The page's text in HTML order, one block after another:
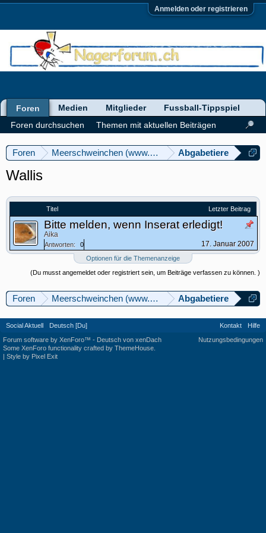
Anmelden oder registrieren
Foren Meerschweinchen (www.meerschweinforum.ch)
Abgabetiere
Wallis
Titel Letzter Beitrag
Bitte melden, wenn Inserat erledigt!
Aika
Antworten: 0 17. Januar 2007
Optionen für die Themenanzeige
(Du musst angemeldet oder registriert sein, um Beiträge verfassen zu können. )
Foren Meerschweinchen (www.meerschweinforum.ch)
Abgabetiere
Foren
Foren durchsuchen
Themen mit aktuellen Beiträgen
Medien Mitglieder Fussball-Tippspiel
Social Aktuell Deutsch [Du] Kontakt
Hilfe
Nutzungsbedingungen
Forum software by XenForo™ - Deutsch von xenDach
Some XenForo functionality crafted by ThemeHouse
| Style by Pixel Exit